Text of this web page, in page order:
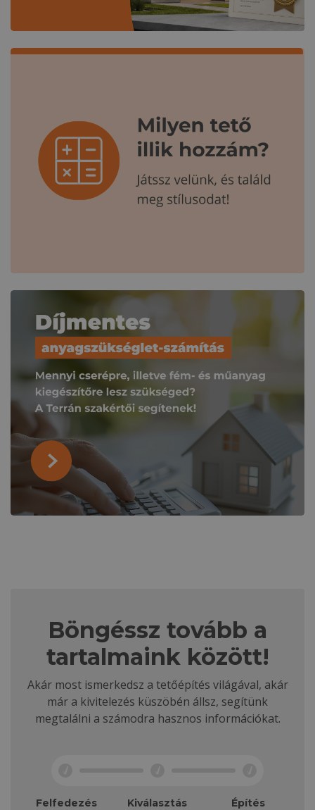
Böngéssz tovább a
tartalmaink között!
Akár most ismerkedsz a tetőépítés világával, akár
már a kivitelezés küszöbén állsz, segítünk
megtalálni a számodra hasznos információkat.
Felfedezés Kiválasztás Építés